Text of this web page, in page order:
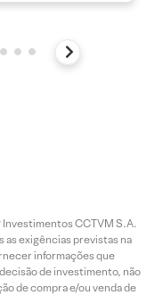
CCTVM S.A.
as exigências previstas na
informações que
de investimento, não
de compra e/ou venda de